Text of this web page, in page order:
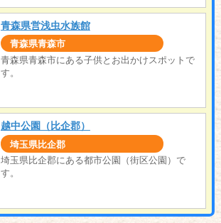
青森県営浅虫水族館
青森県青森市
青森県青森市にある子供とお出かけスポットで
す。
越中公園（比企郡）
埼玉県比企郡
埼玉県比企郡にある都市公園（街区公園）で
す。